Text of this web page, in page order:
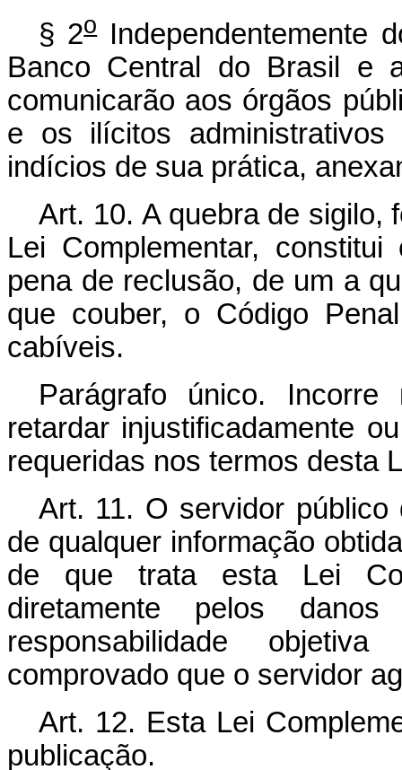
§ 2oIndependentemente
Banco Central do Brasil e
comunicarão aos órgãos
e os ilícitos
indícios de sua prática,
Art. 10. A quebra de sigilo,
Lei Complementar,
pena de reclusão, de um a
que couber, o Código
cabíveis.
Parágrafo único.
retardar injustificadamente
requeridas nos termos desta
Art. 11. O servidor público
de qualquer informação
de que trata esta Lei
diretamente pelos
responsabilidade
comprovado que o servidor
Art. 12. Esta Lei
publicação.